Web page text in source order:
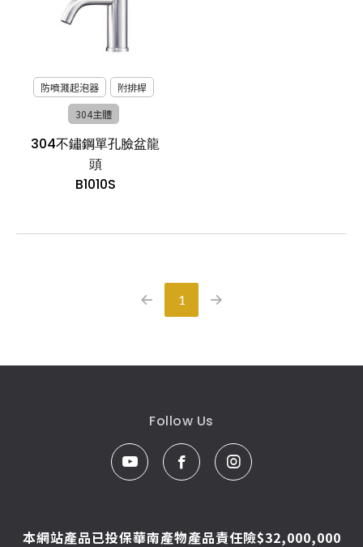
防噴濺起泡器
附排桿
304主體
304不鏽鋼單孔臉盆龍
頭
B1010S
1
Follow Us
本網站產品已投保華南產物產品責任險$32,000,000